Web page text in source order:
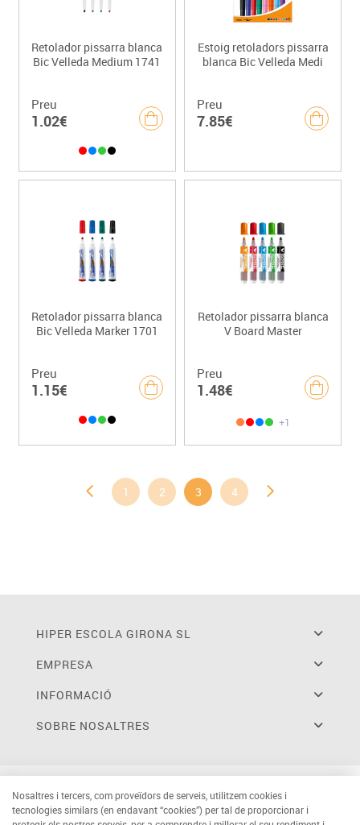
Retolador pissarra blanca
Bic Velleda Medium 1741
Preu
1.02€
Estoig retoladors pissarra
blanca Bic Velleda Medi
Preu
7.85€
Retolador pissarra blanca
Bic Velleda Marker 1701
Preu
1.15€
Retolador pissarra blanca
V Board Master
Preu
1.48€
+1
1 2 3 4
HIPER ESCOLA GIRONA SL
EMPRESA
INFORMACIÓ
SOBRE NOSALTRES
Nosaltres i tercers, com proveïdors de serveis, utilitzem cookies i
tecnologies similars (en endavant “cookies”) per tal de proporcionar i